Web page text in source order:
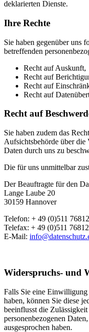
deklarierten Dienste.
Ihre Rechte
Sie haben gegenüber uns
betreffenden
Recht auf Auskunft,
Recht auf
Recht auf
Recht auf
Recht auf
Sie haben zudem das
Aufsichtsbehörde über die
Daten durch uns zu
Die für uns unmittelbar
Der Beauftragte für den
Lange Laube 20
30159 Hannover
Telefon: + 49 (0)511
Telefax: + 49 (0)511
E-Mail:
Widerspruchs- und
Falls Sie eine
haben, können Sie diese
beeinflusst die
personenbezogenen
ausgesprochen haben.